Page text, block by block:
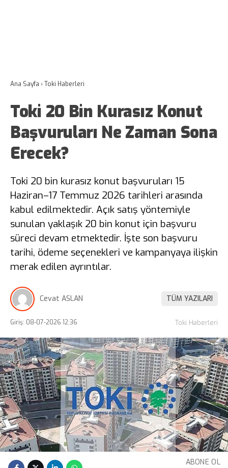
Ana Sayfa ›Toki Haberleri
Toki 20 Bin Kurasız Konut
Başvuruları Ne Zaman Sona
Erecek?
Toki 20 bin kurasız konut başvuruları 15
Haziran–17 Temmuz 2026 tarihleri arasında
kabul edilmektedir. Açık satış yöntemiyle
sunulan yaklaşık 20 bin konut için başvuru
süreci devam etmektedir. İşte son başvuru
tarihi, ödeme seçenekleri ve kampanyaya ilişkin
merak edilen ayrıntılar.
Cevat ASLAN TÜM YAZILARI
Giriş: 08-07-2026 12:36 Toki Haberleri
ABONE OL